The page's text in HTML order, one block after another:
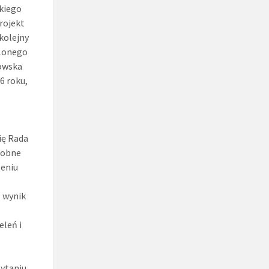
roku,
Rada
wynik
i